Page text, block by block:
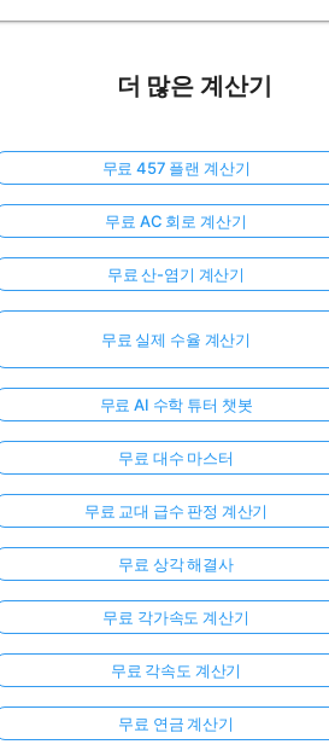
더 많은 계산기
무료 457 플랜 계산기
무료 AC 회로 계산기
무료 산-염기 계산기
무료 실제 수율 계산기
무료 AI 수학 튜터 챗봇
무료 대수 마스터
무료 교대 급수 판정 계산기
무료 상각 해결사
무료 각가속도 계산기
무료 각속도 계산기
무료 연금 계산기